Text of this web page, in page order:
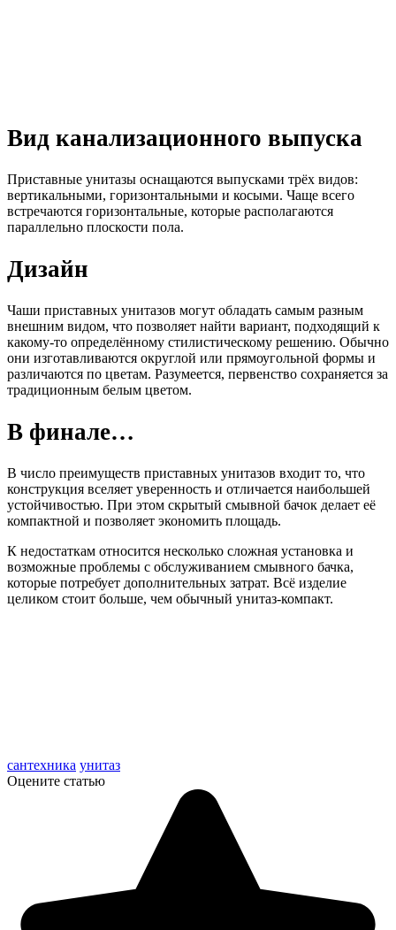
Вид канализационного выпуска
Приставные унитазы оснащаются выпусками трёх видов:
вертикальными, горизонтальными и косыми. Чаще всего
встречаются горизонтальные, которые располагаются
параллельно плоскости пола.
Дизайн
Чаши приставных унитазов могут обладать самым разным
внешним видом, что позволяет найти вариант, подходящий к
какому-то определённому стилистическому решению. Обычно
они изготавливаются округлой или прямоугольной формы и
различаются по цветам. Разумеется, первенство сохраняется за
традиционным белым цветом.
В финале…
В число преимуществ приставных унитазов входит то, что
конструкция вселяет уверенность и отличается наибольшей
устойчивостью. При этом скрытый смывной бачок делает её
компактной и позволяет экономить площадь.
К недостаткам относится несколько сложная установка и
возможные проблемы с обслуживанием смывного бачка,
которые потребует дополнительных затрат. Всё изделие
целиком стоит больше, чем обычный унитаз-компакт.
сантехника унитаз
Оцените статью